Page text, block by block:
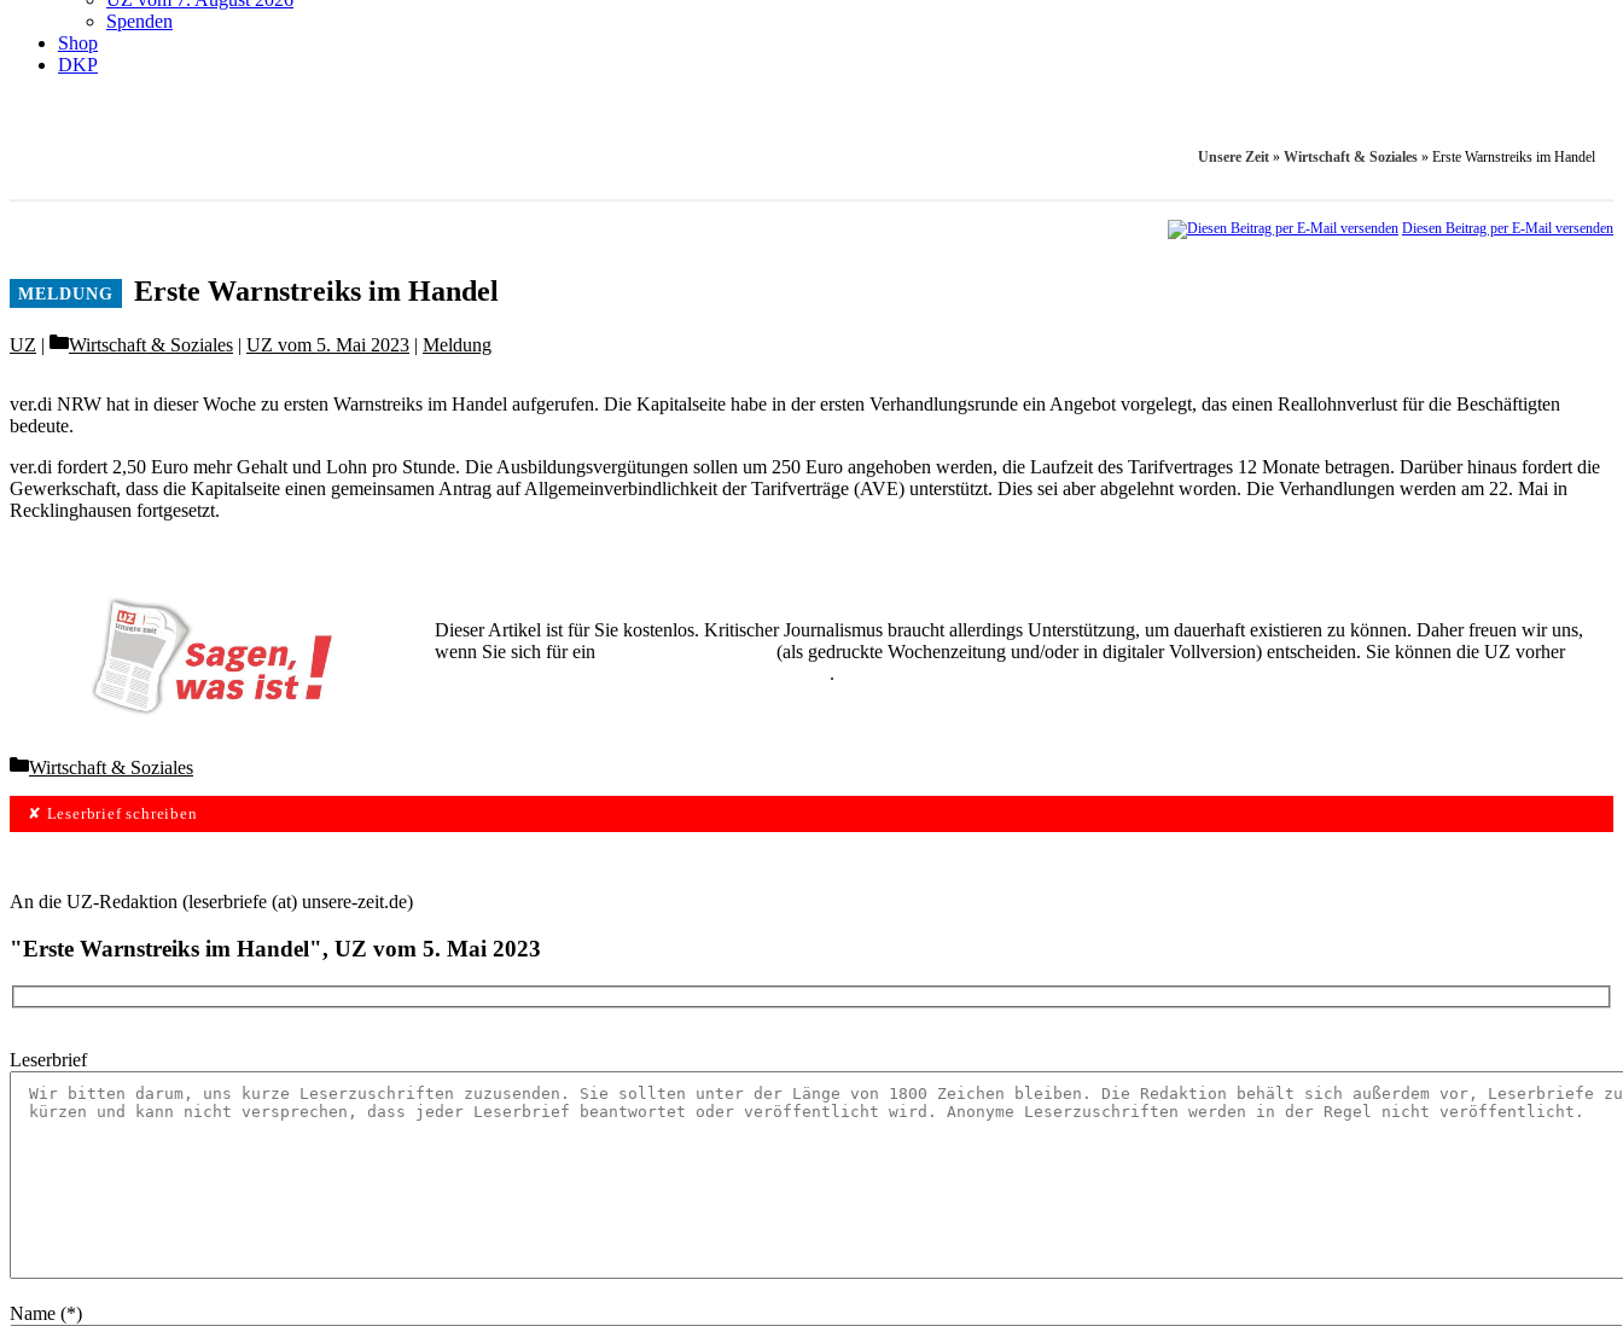
Spenden
Shop
DKP
Unsere Zeit » Wirtschaft & Soziales » Erste Warnstreiks im Handel
Diesen Beitrag per E-Mail versenden
Erste Warnstreiks im Handel
UZ Categories
Wirtschaft & Soziales | UZ vom 5. Mai 2023 | Meldung
ver.di NRW hat in dieser Woche zu ersten Warnstreiks im Handel aufgerufen. Die Kapitalseite habe in der ersten Verhandlungsrunde ein Angebot vorgelegt, das einen Reallohnverlust für die Beschäftigten
bedeute.
ver.di fordert 2,50 Euro mehr Gehalt und Lohn pro Stunde. Die Ausbildungsvergütungen sollen um 250 Euro angehoben werden, die Laufzeit des Tarifvertrages 12 Monate betragen. Darüber hinaus fordert die
Gewerkschaft, dass die Kapitalseite einen gemeinsamen Antrag auf Allgemeinverbindlichkeit der Tarifverträge (AVE) unterstützt. Dies sei aber abgelehnt worden. Die Verhandlungen werden am 22. Mai in
Recklinghausen fortgesetzt.
Dieser Artikel ist für Sie kostenlos. Kritischer Journalismus braucht allerdings Unterstützung, um dauerhaft existieren zu können. Daher freuen wir uns,
wenn Sie sich für ein
(als gedruckte Wochenzeitung und/oder in digitaler Vollversion) entscheiden. Sie können die UZ vorher
.
Categories
Wirtschaft & Soziales
✘ Leserbrief schreiben
An die UZ-Redaktion (leserbriefe (at) unsere-zeit.de)
"Erste Warnstreiks im Handel", UZ vom 5. Mai 2023
Leserbrief
Name (*)